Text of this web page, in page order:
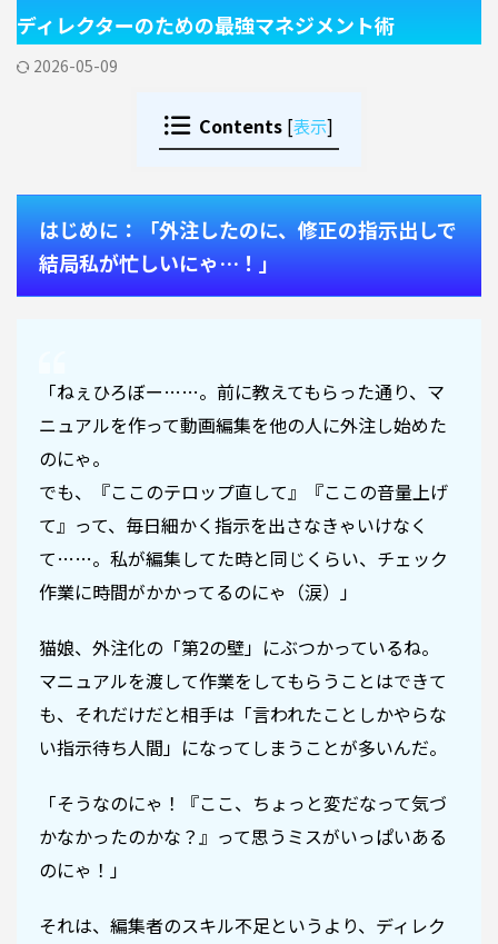
ディレクターのための最強マネジメント術
2026-05-09
Contents [表示]
はじめに：「外注したのに、修正の指示出しで
結局私が忙しいにゃ…！」
「ねぇひろぼー……。前に教えてもらった通り、マ
ニュアルを作って動画編集を他の人に外注し始めた
のにゃ。
でも、『ここのテロップ直して』『ここの音量上げ
て』って、毎日細かく指示を出さなきゃいけなく
て……。私が編集してた時と同じくらい、チェック
作業に時間がかかってるのにゃ（涙）」
猫娘、外注化の「第2の壁」にぶつかっているね。
マニュアルを渡して作業をしてもらうことはできて
も、それだけだと相手は「言われたことしかやらな
い指示待ち人間」になってしまうことが多いんだ。
「そうなのにゃ！『ここ、ちょっと変だなって気づ
かなかったのかな？』って思うミスがいっぱいある
のにゃ！」
それは、編集者のスキル不足というより、ディレク